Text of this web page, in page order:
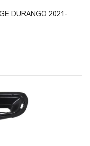
DURANGO 2021-